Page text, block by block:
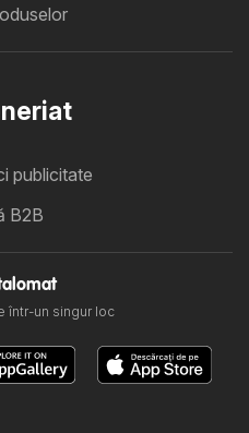
publicitate
B2B
într-un singur loc